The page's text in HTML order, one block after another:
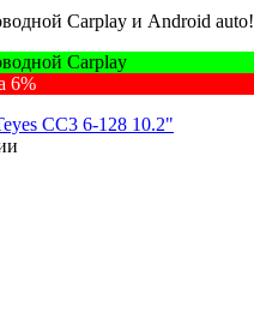
Carplay и Android auto!
Carplay
6%
CC3 6-128 10.2"